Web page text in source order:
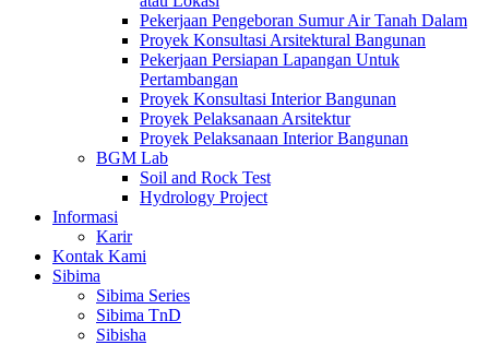
Pekerjaan Pengeboran Sumur Air Tanah Dalam
Proyek Konsultasi Arsitektural Bangunan
Pekerjaan Persiapan Lapangan Untuk
Pertambangan
Proyek Konsultasi Interior Bangunan
Proyek Pelaksanaan Arsitektur
Proyek Pelaksanaan Interior Bangunan
BGM Lab
Soil and Rock Test
Hydrology Project
Informasi
Karir
Kontak Kami
Sibima
Sibima Series
Sibima TnD
Sibisha